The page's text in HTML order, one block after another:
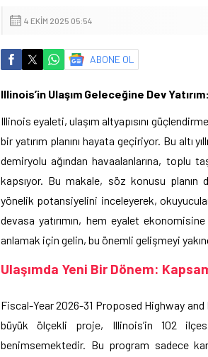
4 EKIM 2025 05:54
ABONE OL
Illinois’in Ulaşım Geleceğine Dev
Illinois eyaleti, ulaşım altyapısını
bir yatırım planını hayata geçiriyor. Bu
demiryolu ağından havaalanlarına, toplu
kapsıyor. Bu makale, söz konusu planın
yönelik potansiyelini inceleyerek,
devasa yatırımın, hem eyalet
anlamak için gelin, bu önemli gelişmeyi
Ulaşımda Yeni Bir Dönem:
Fiscal-Year 2026-31 Proposed Highway
büyük ölçekli proje, Illinois’in 102
benimsemektedir. Bu program sadece